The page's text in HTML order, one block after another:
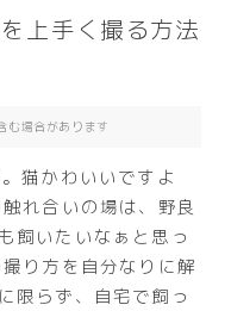
上手く撮る方法
む場合があります
猫かわいいですよ
れ合いの場は、野良
飼いたいなぁと思っ
り方を自分なりに解
限らず、自宅で飼っ